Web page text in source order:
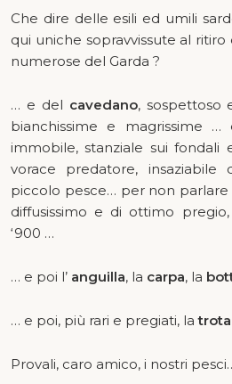
Che dire delle esili ed umili
qui uniche sopravvissute al
numerose del Garda ?
… e del cavedano, sospettoso
bianchissime e magrissime
immobile, stanziale sui fondali
vorace predatore,
piccolo pesce… per non parlare
diffusissimo e di ottimo
‘900 …
… e poi l’ anguilla, la carpa, la
… e poi, più rari e pregiati, la trota
Provali, caro amico, i nostri